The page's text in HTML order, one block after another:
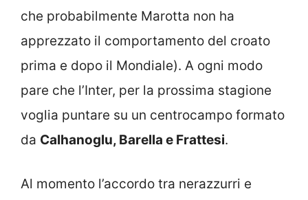
che probabilmente Marotta non ha
apprezzato il comportamento del croato
prima e dopo il Mondiale). A ogni modo
pare che l’Inter, per la prossima stagione
voglia puntare su un centrocampo formato
da Calhanoglu, Barella e Frattesi.
Al momento l’accordo tra nerazzurri e